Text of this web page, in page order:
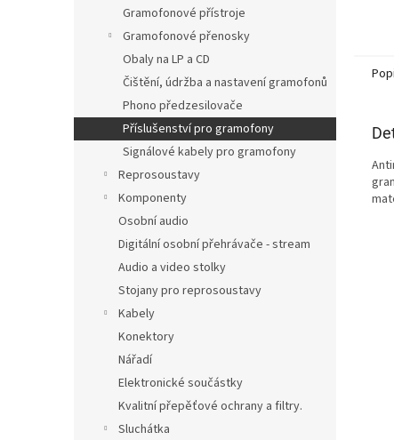
Gramofonové přístroje
Gramofonové přenosky
Obaly na LP a CD
Čištění, údržba a nastavení gramofonů
Phono předzesilovače
Příslušenství pro gramofony
Signálové kabely pro gramofony
Reprosoustavy
Komponenty
Osobní audio
Digitální osobní přehrávače - stream
Audio a video stolky
Stojany pro reprosoustavy
Kabely
Konektory
Nářadí
Elektronické součástky
Kvalitní přepěťové ochrany a filtry.
Sluchátka